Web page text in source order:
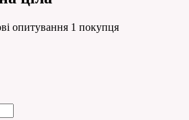
опитування 1 покупця